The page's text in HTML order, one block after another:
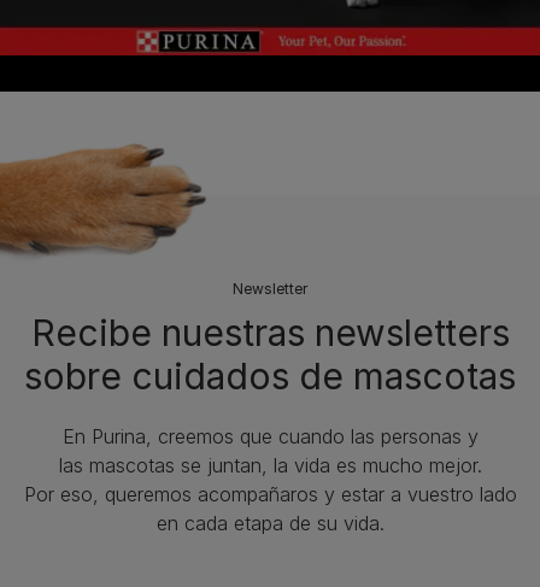
Newsletter
Recibe nuestras newsletters
sobre cuidados de mascotas​
En Purina, creemos que cuando las personas y
las mascotas se juntan, la vida es mucho mejor.
Por eso, queremos acompañaros y estar a vuestro lado
en cada etapa de su vida.​